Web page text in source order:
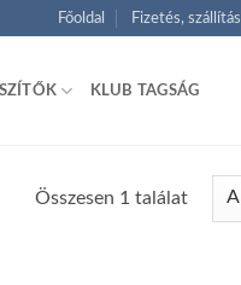
Főoldal Fizetés, szállítás
KLUB TAGSÁG
Összesen 1 találat